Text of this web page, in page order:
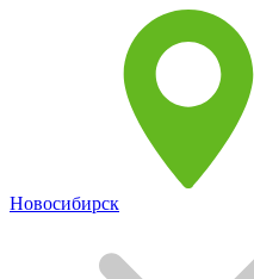
Новосибирск